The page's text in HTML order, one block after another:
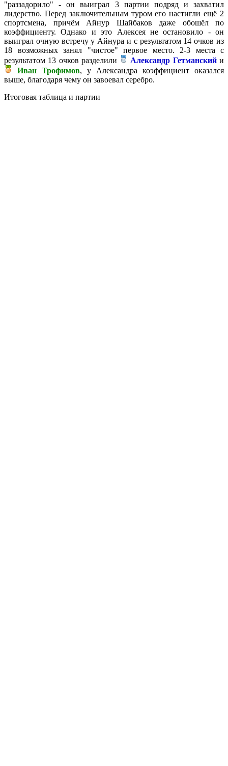
"раззадорило" - он выиграл 3 партии подряд и захватил
лидерство. Перед заключительным туром его настигли ещё 2
спортсмена, причём Айнур Шайбаков даже обошёл по
коэффициенту. Однако и это Алексея не остановило - он
выиграл очную встречу у Айнура и с результатом 14 очков из
18 возможных занял "чистое" первое место. 2-3 места с
результатом 13 очков разделили
Александр Гетманскийи
Иван Трофимов, у Александра коэффициент оказался
выше, благодаря чему он завоевал серебро.
Итоговая таблица и партии